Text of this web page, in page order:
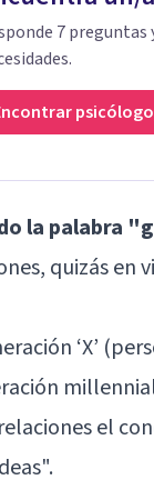
7
la palabra
quizás en
‘X’
el